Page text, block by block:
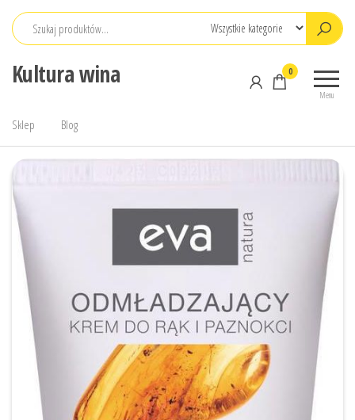
Przejdź
Kultura wina
Menu
0
Sklep Blog